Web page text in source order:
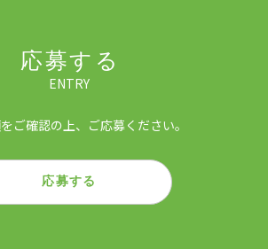
応募する
ENTRY
ご確認の上、ご応募ください。
応募する